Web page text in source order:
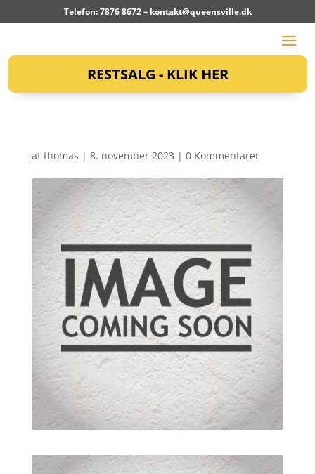
Telefon: 7876 8672 – kontakt@queensville.dk
RESTSALG - KLIK HER
afthomas | 8. november 2023 | 0 Kommentarer